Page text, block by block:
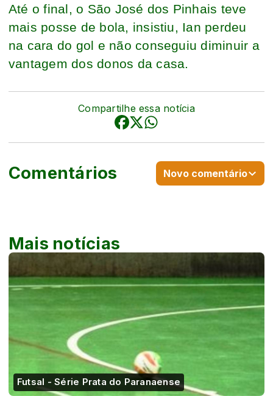
Até o final, o São José dos Pinhais teve
mais posse de bola, insistiu, Ian perdeu
na cara do gol e não conseguiu diminuir a
vantagem dos donos da casa.
Compartilhe essa notícia
Comentários Novo comentário
Mais notícias
Futsal - Série Prata do Paranaense